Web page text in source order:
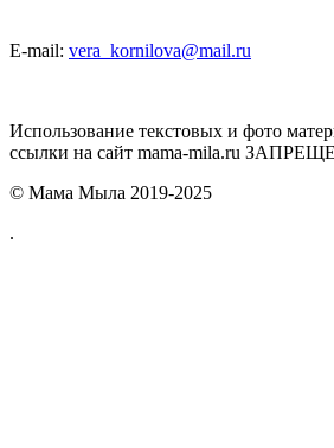
E-mail: vera_kornilova@mail.ru
Использование текстовых и фото
ссылки на сайт mama-mila.ru
© Мама Мыла 2019-2025
.